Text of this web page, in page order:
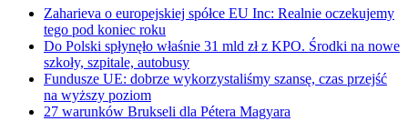
Zaharieva o europejskiej spółce EU Inc: Realnie oczekujemy
tego pod koniec roku
Do Polski spłynęło właśnie 31 mld zł z KPO. Środki na nowe
szkoły, szpitale, autobusy
Fundusze UE: dobrze wykorzystaliśmy szansę, czas przejść
na wyższy poziom
27 warunków Brukseli dla Pétera Magyara